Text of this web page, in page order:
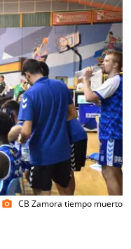
photo_camera CB Zamora tiempo muerto